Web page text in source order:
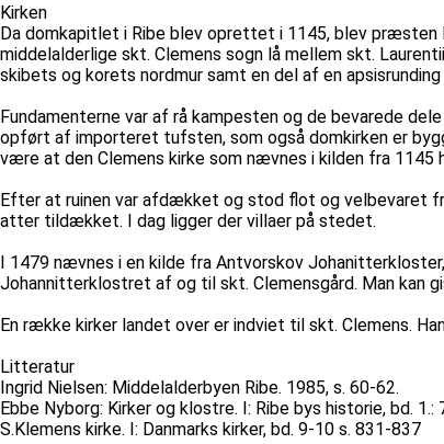
Kirken
Da domkapitlet i Ribe blev oprettet i 1145, blev
middelalderlige skt. Clemens sogn lå mellem skt.
skibets og korets nordmur samt en del af en
Fundamenterne var af rå kampesten og de bevarede
opført af importeret tufsten, som også domkirken er
være at den Clemens kirke som nævnes i kilden fra
Efter at ruinen var afdækket og stod flot og velbevaret
atter tildækket. I dag ligger der villaer på stedet.
I 1479 nævnes i en kilde fra Antvorskov
Johannitterklostret af og til skt. Clemensgård. Man kan
En række kirker landet over er indviet til skt. Clemens.
Litteratur
Ingrid Nielsen: Middelalderbyen Ribe. 1985, s. 60-62.
Ebbe Nyborg: Kirker og klostre. I: Ribe bys historie, bd. 1.:
S.Klemens kirke. I: Danmarks kirker, bd. 9-10 s. 831-837